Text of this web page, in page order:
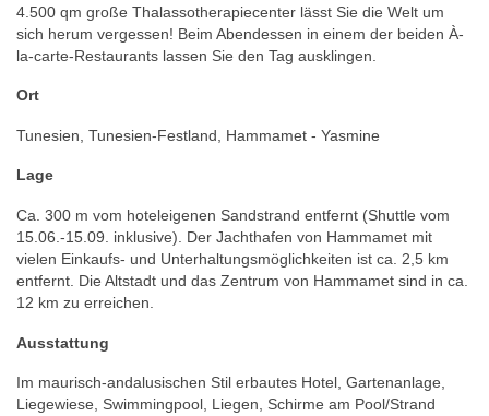
4.500 qm große Thalassotherapiecenter lässt Sie die Welt um
sich herum vergessen! Beim Abendessen in einem der beiden À-
la-carte-Restaurants lassen Sie den Tag ausklingen.
Ort
Tunesien, Tunesien-Festland, Hammamet - Yasmine
Lage
Ca. 300 m vom hoteleigenen Sandstrand entfernt (Shuttle vom
15.06.-15.09. inklusive). Der Jachthafen von Hammamet mit
vielen Einkaufs- und Unterhaltungsmöglichkeiten ist ca. 2,5 km
entfernt. Die Altstadt und das Zentrum von Hammamet sind in ca.
12 km zu erreichen.
Ausstattung
Im maurisch-andalusischen Stil erbautes Hotel, Gartenanlage,
Liegewiese, Swimmingpool, Liegen, Schirme am Pool/Strand